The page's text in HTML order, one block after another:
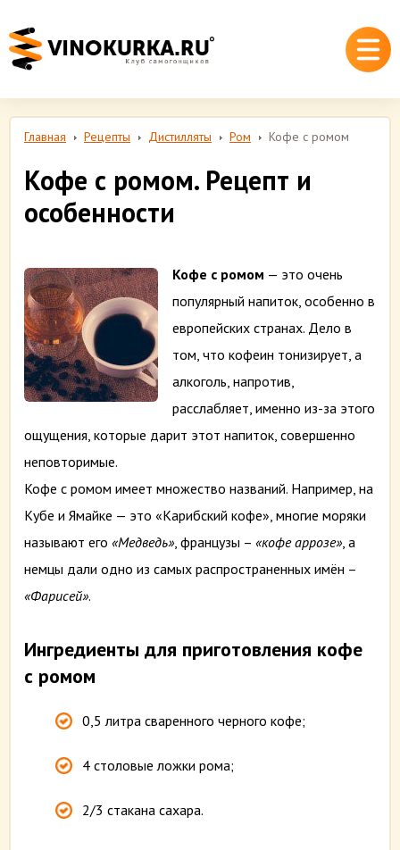
Главная Рецепты Дистилляты Ром Кофе с ромом
Кофе с ромом. Рецепт и
особенности
Кофе с ромом — это очень
популярный напиток, особенно в
европейских странах. Дело в
том, что кофеин тонизирует, а
алкоголь, напротив,
расслабляет, именно из-за этого
ощущения, которые дарит этот напиток, совершенно
неповторимые.
Кофе с ромом имеет множество названий. Например, на
Кубе и Ямайке — это «Карибский кофе», многие моряки
называют его «Медведь», французы – «кофе аррозе», а
немцы дали одно из самых распространенных имён –
«Фарисей».
Ингредиенты для приготовления кофе
с ромом
0,5 литра сваренного черного кофе;
4 столовые ложки рома;
2/3 стакана сахара.